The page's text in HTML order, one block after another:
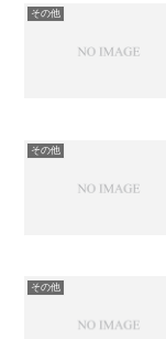
その他
その他
その他